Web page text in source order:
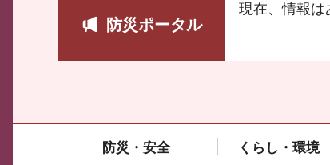
防災ポータル
現在、情報は
防災・安全 くらし・環境